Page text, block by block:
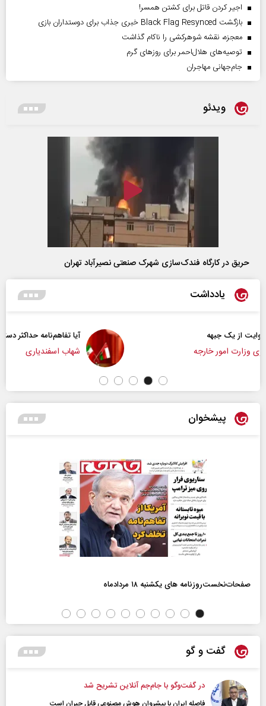
اجیر کردن قاتل برای کشتن همسر!
بازگشت Black Flag Resynced خبری جذاب برای دوستداران بازی
معجزه، نقشه شوهرکشی را ناکام گذاشت
توصیه‌های هلال‌احمر برای روز‌های گرم
جام‌جهانی مهاجران
ویدئو
حریق در کارگاه فندک‌سازی شهرک صنعتی نصیرآباد تهران
یادداشت
آیا تفاهم‌نامه حداکثر دستاورد راهبردی ایران بود؟
شهاب اسفندیاری
پیشخوان
صفحات‌نخست‌روزنامه ها‌ی یکشنبه ۱۸ مردادماه
گفت و گو
در گفت‌و‌گو با جام‌جم آنلاین تشریح شد
فاصله ایران با پیشرو‌ان هوش مصنوعی قابل جبران است